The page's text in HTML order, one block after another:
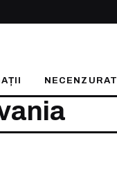
NECENZURAT